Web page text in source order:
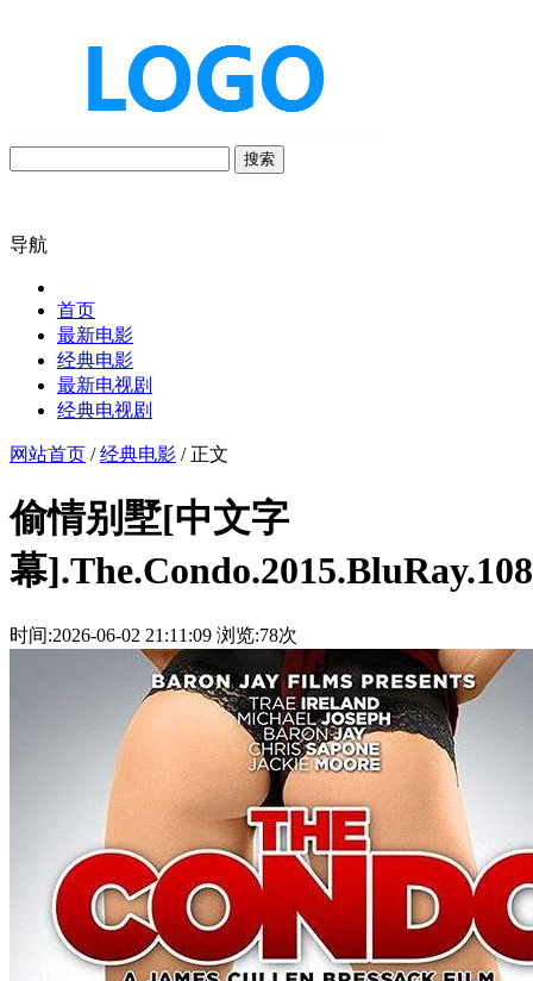
搜索
导航
首页
最新电影
经典电影
最新电视剧
经典电视剧
网站首页 /经典电影 / 正文
偷情别墅[中文字
幕
时间:2026-06-02 21:11:09 浏览:78次